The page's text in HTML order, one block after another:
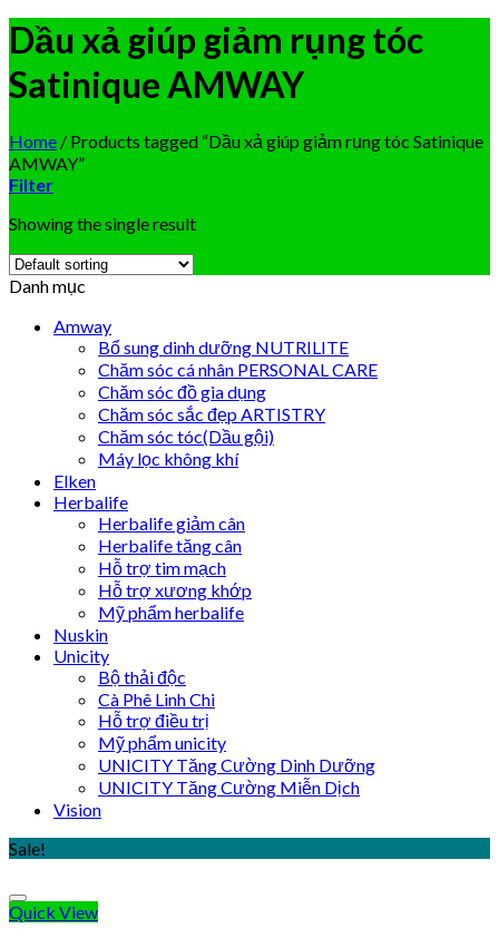
Dầu xả giúp giảm rụng tóc
Satinique AMWAY
Home / Products tagged “Dầu xả giúp giảm rụng tóc Satinique
AMWAY”
Filter
Showing the single result
Danh mục
Amway
Bổ sung dinh dưỡng NUTRILITE
Chăm sóc cá nhân PERSONAL CARE
Chăm sóc đồ gia dụng
Chăm sóc sắc đẹp ARTISTRY
Chăm sóc tóc(Dầu gội)
Máy lọc không khí
Elken
Herbalife
Herbalife giảm cân
Herbalife tăng cân
Hỗ trợ tim mạch
Hỗ trợ xương khớp
Mỹ phẩm herbalife
Nuskin
Unicity
Bộ thải độc
Cà Phê Linh Chi
Hỗ trợ điều trị
Mỹ phẩm unicity
UNICITY Tăng Cường Dinh Dưỡng
UNICITY Tăng Cường Miễn Dịch
Vision
Sale!
Quick View